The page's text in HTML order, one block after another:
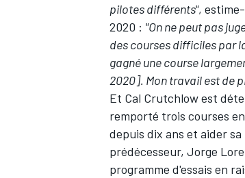
pilotes différents",
2020 : "On ne peut pas
des courses difficiles par
gagné une course
2020]. Mon travail est de
Et Cal Crutchlow est
remporté trois courses
depuis dix ans et aider
prédécesseur, Jorge
programme d'essais en